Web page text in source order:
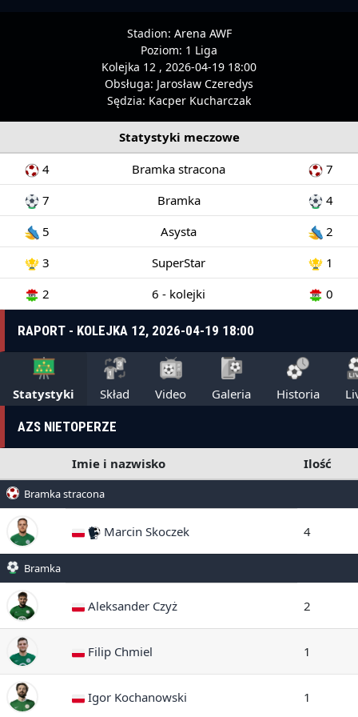
Stadion: Arena AWF
Poziom: 1 Liga
Kolejka 12 , 2026-04-19 18:00
Obsługa: Jarosław Czeredys
Sędzia: Kacper Kucharczak
Statystyki meczowe
4
Bramka stracona
7
7
Bramka
4
5
Asysta
2
3
SuperStar
1
2
6 - kolejki 0
RAPORT - KOLEJKA 12, 2026-04-19 18:00
Statystyki Skład Video Galeria Historia
AZS NIETOPERZE
Imie i nazwisko Ilość
Bramka stracona
Marcin Skoczek 4
Bramka
Aleksander Czyż 2
Filip Chmiel 1
Igor Kochanowski 1